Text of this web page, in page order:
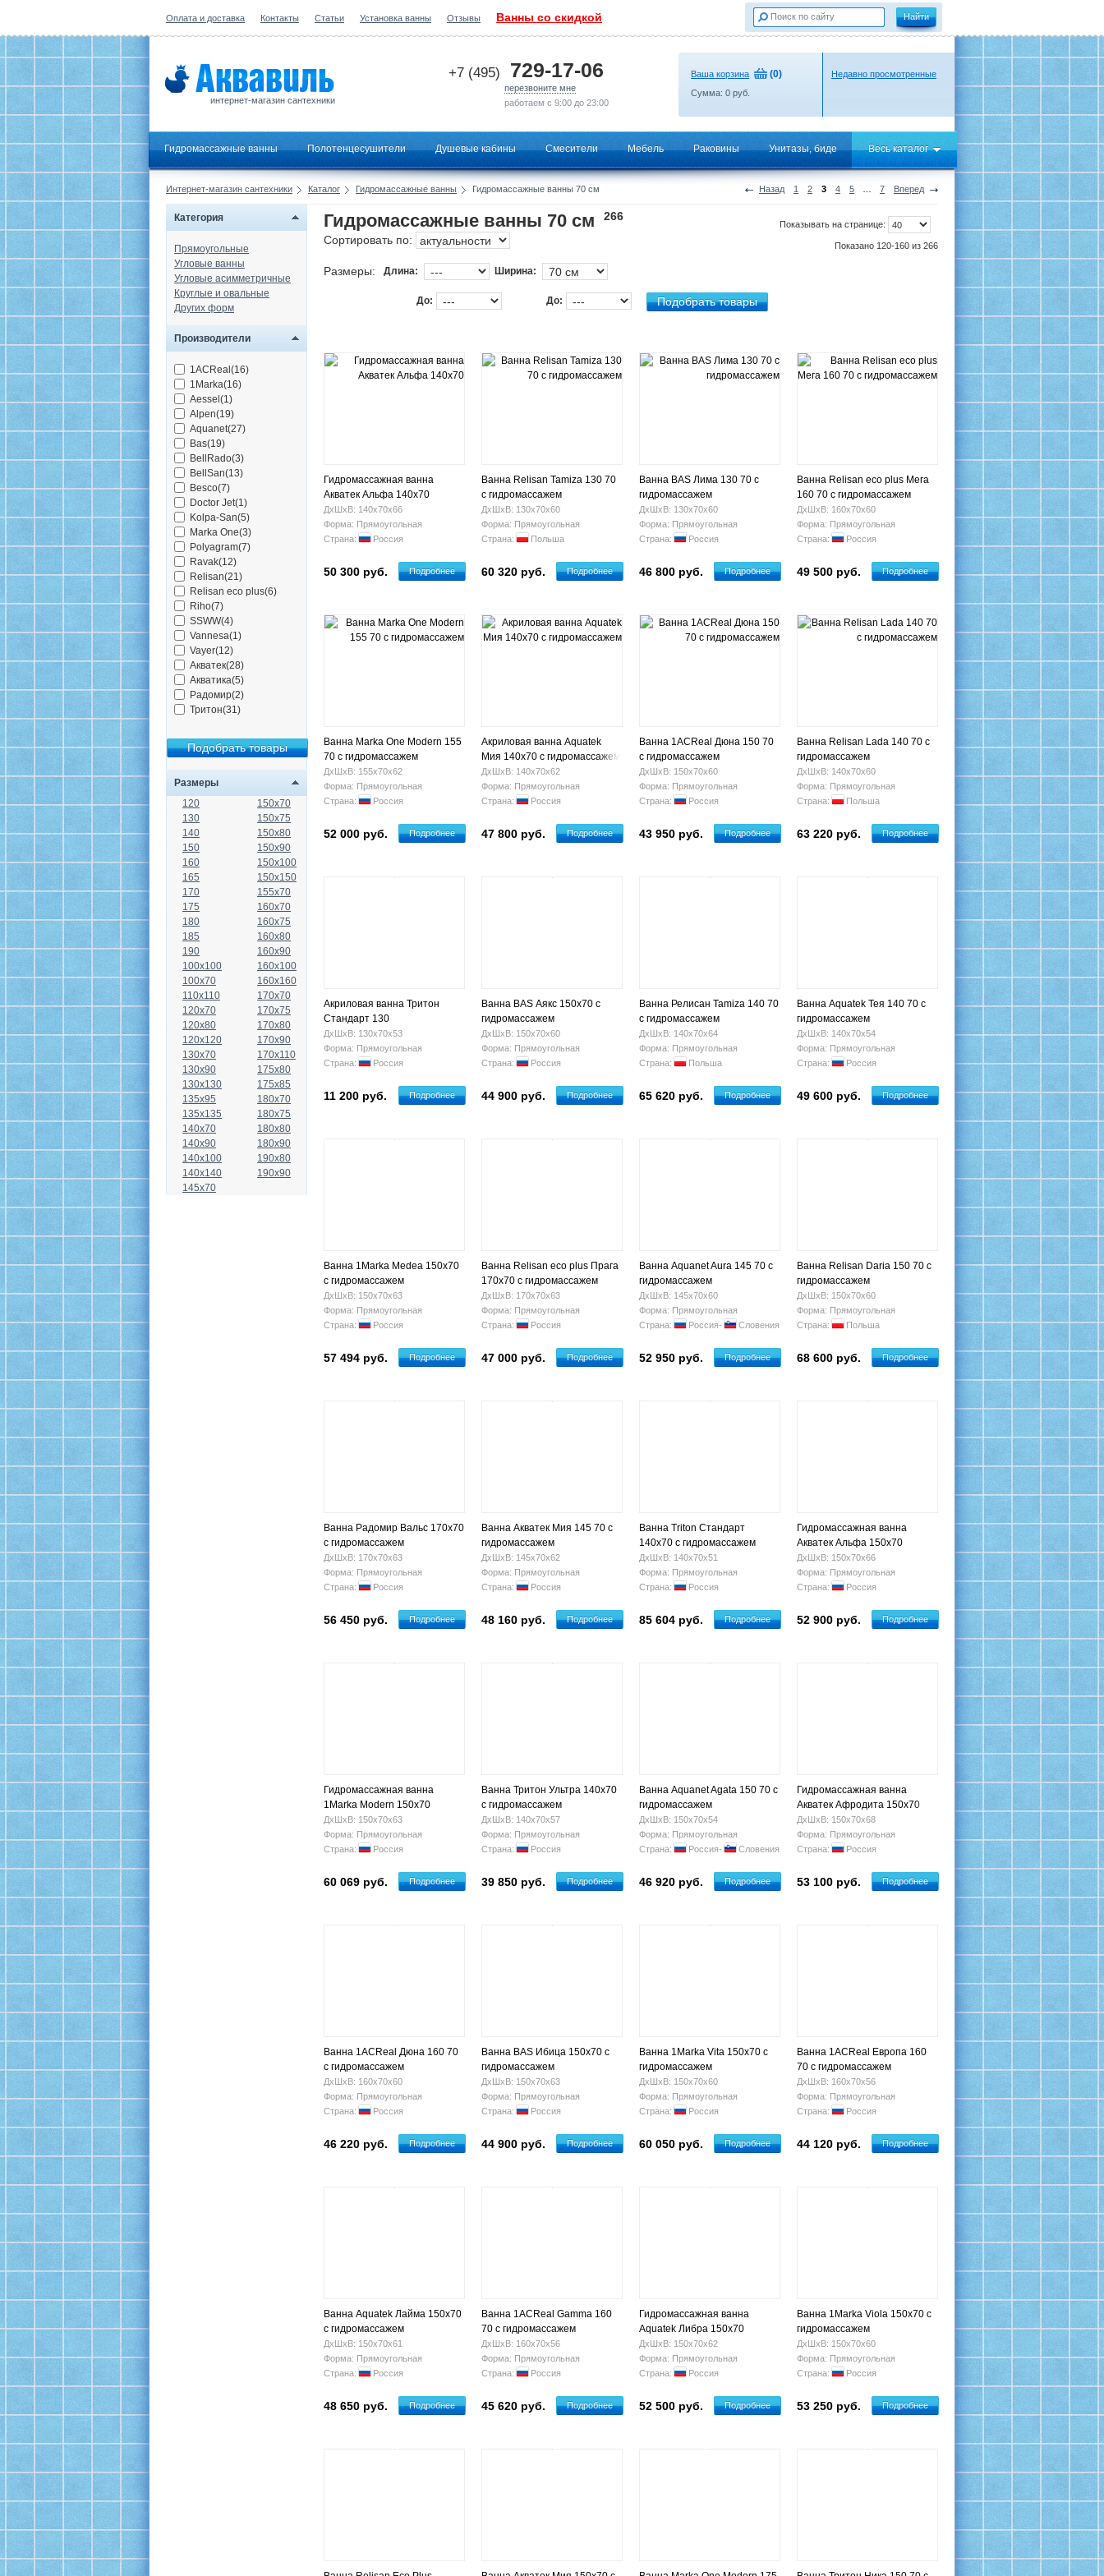
Оплата и доставка Контакты Статьи Установка ванны Отзывы Ванны со скидкой
интернет-магазин сантехники
+7 (495) 729-17-06
перезвоните мне
работаем с 9:00 до 23:00
Ваша корзина (0)
Сумма: 0 руб.
Недавно просмотренные
Гидромассажные ванны Полотенцесушители Душевые кабины Смесители Мебель Раковины Унитазы, биде Весь каталог
Назад 1 2 3 4 5 7 Вперед
Интернет-магазин сантехники Каталог Гидромассажные ванны Гидромассажные ванны 70 см
Категория
Прямоугольные
Угловые ванны
Угловые асимметричные
Круглые и овальные
Других форм
Производители
1ACReal(16)
1Marka(16)
Aessel(1)
Alpen(19)
Aquanet(27)
Bas(19)
BellRado(3)
BellSan(13)
Besco(7)
Doctor Jet(1)
Kolpa-San(5)
Marka One(3)
Polyagram(7)
Ravak(12)
Relisan(21)
Relisan eco plus(6)
Riho(7)
SSWW(4)
Vannesa(1)
Vayer(12)
Акватек(28)
Акватика(5)
Радомир(2)
Тритон(31)
Размеры
120
130
140
150
160
165
170
175
180
185
190
100x100
100x70
110x110
120x70
120x80
120x120
130x70
130x90
130x130
135x95
135x135
140x70
140x90
140x100
140x140
145x70
150x70
150x75
150x80
150x90
150x100
150x150
155x70
160x70
160x75
160x80
160x90
160x100
160x160
170x70
170x75
170x80
170x90
170x110
175x80
175x85
180x70
180x75
180x80
180x90
190x80
190x90
Показывать на странице:
Показано 120-160 из 266
Гидромассажные ванны 70 см
266
Сортировать по:
Размеры: Длина: Ширина:
До: До:
Гидромассажная ванна
Акватек Альфа 140x70
ДхШхВ: 140х70х66
Форма: Прямоугольная
Страна:
Россия
50 300 руб. Подробнее
Ванна Relisan Tamiza 130 70
с гидромассажем
ДхШхВ: 130х70х60
Форма: Прямоугольная
Страна:
Польша
60 320 руб. Подробнее
Ванна BAS Лима 130 70 с
гидромассажем
ДхШхВ: 130х70х60
Форма: Прямоугольная
Страна:
Россия
46 800 руб. Подробнее
Ванна Relisan eco plus Мега
160 70 с гидромассажем
ДхШхВ: 160х70х60
Форма: Прямоугольная
Страна:
Россия
49 500 руб. Подробнее
Ванна Marka One Modern 155
70 с гидромассажем
ДхШхВ: 155х70х62
Форма: Прямоугольная
Страна:
Россия
52 000 руб. Подробнее
Акриловая ванна Aquatek
Мия 140x70 с гидромассажем
ДхШхВ: 140х70х62
Форма: Прямоугольная
Страна:
Россия
47 800 руб. Подробнее
Ванна 1ACReal Дюна 150 70
с гидромассажем
ДхШхВ: 150х70х60
Форма: Прямоугольная
Страна:
Россия
43 950 руб. Подробнее
Ванна Relisan Lada 140 70 с
гидромассажем
ДхШхВ: 140х70х60
Форма: Прямоугольная
Страна:
Польша
63 220 руб. Подробнее
Акриловая ванна Тритон
Стандарт 130
ДхШхВ: 130х70х53
Форма: Прямоугольная
Страна:
Россия
11 200 руб. Подробнее
Ванна BAS Аякс 150x70 с
гидромассажем
ДхШхВ: 150х70х60
Форма: Прямоугольная
Страна:
Россия
44 900 руб. Подробнее
Ванна Релисан Tamiza 140 70
с гидромассажем
ДхШхВ: 140х70х64
Форма: Прямоугольная
Страна:
Польша
65 620 руб. Подробнее
Ванна Aquatek Тея 140 70 с
гидромассажем
ДхШхВ: 140х70х54
Форма: Прямоугольная
Страна:
Россия
49 600 руб. Подробнее
Ванна 1Marka Medea 150x70
с гидромассажем
ДхШхВ: 150х70х63
Форма: Прямоугольная
Страна:
Россия
57 494 руб. Подробнее
Ванна Relisan eco plus Прага
170х70 с гидромассажем
ДхШхВ: 170х70х63
Форма: Прямоугольная
Страна:
Россия
47 000 руб. Подробнее
Ванна Aquanet Aura 145 70 с
гидромассажем
ДхШхВ: 145х70х60
Форма: Прямоугольная
Страна:
Россия- Словения
52 950 руб. Подробнее
Ванна Relisan Daria 150 70 с
гидромассажем
ДхШхВ: 150х70х60
Форма: Прямоугольная
Страна:
Польша
68 600 руб. Подробнее
Ванна Радомир Вальс 170х70
с гидромассажем
ДхШхВ: 170х70х63
Форма: Прямоугольная
Страна:
Россия
56 450 руб. Подробнее
Ванна Акватек Мия 145 70 с
гидромассажем
ДхШхВ: 145х70х62
Форма: Прямоугольная
Страна:
Россия
48 160 руб. Подробнее
Ванна Triton Стандарт
140х70 с гидромассажем
ДхШхВ: 140х70х51
Форма: Прямоугольная
Страна:
Россия
85 604 руб. Подробнее
Гидромассажная ванна
Акватек Альфа 150x70
ДхШхВ: 150х70х66
Форма: Прямоугольная
Страна:
Россия
52 900 руб. Подробнее
Гидромассажная ванна
1Marka Modern 150x70
ДхШхВ: 150х70х63
Форма: Прямоугольная
Страна:
Россия
60 069 руб. Подробнее
Ванна Тритон Ультра 140х70
с гидромассажем
ДхШхВ: 140х70х57
Форма: Прямоугольная
Страна:
Россия
39 850 руб. Подробнее
Ванна Aquanet Agata 150 70 с
гидромассажем
ДхШхВ: 150х70х54
Форма: Прямоугольная
Страна:
Россия- Словения
46 920 руб. Подробнее
Гидромассажная ванна
Акватек Афродита 150x70
ДхШхВ: 150х70х68
Форма: Прямоугольная
Страна:
Россия
53 100 руб. Подробнее
Ванна 1ACReal Дюна 160 70
с гидромассажем
ДхШхВ: 160х70х60
Форма: Прямоугольная
Страна:
Россия
46 220 руб. Подробнее
Ванна BAS Ибица 150х70 с
гидромассажем
ДхШхВ: 150х70х63
Форма: Прямоугольная
Страна:
Россия
44 900 руб. Подробнее
Ванна 1Marka Vita 150х70 с
гидромассажем
ДхШхВ: 150х70х60
Форма: Прямоугольная
Страна:
Россия
60 050 руб. Подробнее
Ванна 1ACReal Европа 160
70 с гидромассажем
ДхШхВ: 160х70х56
Форма: Прямоугольная
Страна:
Россия
44 120 руб. Подробнее
Ванна Aquatek Лайма 150x70
с гидромассажем
ДхШхВ: 150х70х61
Форма: Прямоугольная
Страна:
Россия
48 650 руб. Подробнее
Ванна 1ACReal Gamma 160
70 с гидромассажем
ДхШхВ: 160х70х56
Форма: Прямоугольная
Страна:
Россия
45 620 руб. Подробнее
Гидромассажная ванна
Aquatek Либра 150x70
ДхШхВ: 150х70х62
Форма: Прямоугольная
Страна:
Россия
52 500 руб. Подробнее
Ванна 1Marka Viola 150х70 с
гидромассажем
ДхШхВ: 150х70х60
Форма: Прямоугольная
Страна:
Россия
53 250 руб. Подробнее